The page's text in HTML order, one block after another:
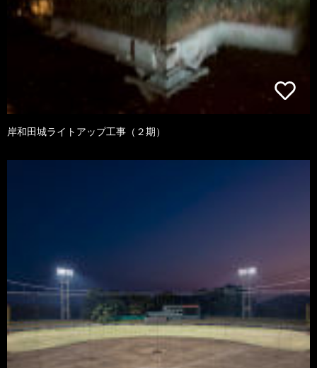
岸和田城ライトアップ工事（２期）